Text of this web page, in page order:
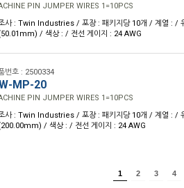
PIN JUMPER WIRES 1=10PCS
사 : Twin Industries / 포장 : 패키지당 10개 / 계열 : /
/ 색상 : / 전선 게이지 : 24 AWG
번호 : 2500334
MP-20
PIN JUMPER WIRES 1=10PCS
사 : Twin Industries / 포장 : 패키지당 10개 / 계열 : /
/ 색상 : / 전선 게이지 : 24 AWG
1 2 3 4